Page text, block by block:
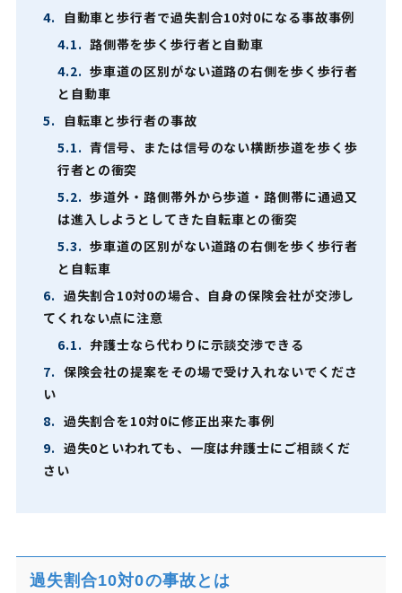
4.
自動車と歩行者で過失割合10対0になる事故事例
4.1. 路側帯を歩く歩行者と自動車
4.2. 歩車道の区別がない道路の右側を歩く歩行者
と自動車
5.
自転車と歩行者の事故
5.1. 青信号、または信号のない横断歩道を歩く歩
行者との衝突
5.2. 歩道外・路側帯外から歩道・路側帯に通過又
は進入しようとしてきた自転車との衝突
5.3. 歩車道の区別がない道路の右側を歩く歩行者
と自転車
6. 過失割合10対0の場合、自身の保険会社が交渉し
てくれない点に注意
6.1. 弁護士なら代わりに示談交渉できる
7. 保険会社の提案をその場で受け入れないでくださ
い
8. 過失割合を10対0に修正出来た事例
9. 過失0といわれても、一度は弁護士にご相談くだ
さい
過失割合10対0の事故とは